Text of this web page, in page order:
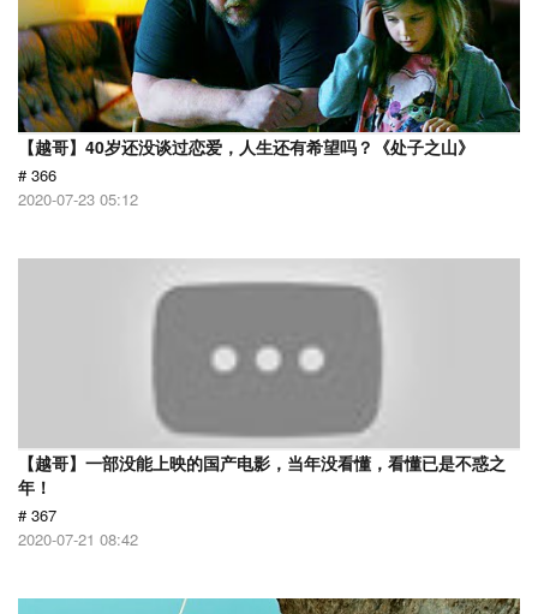
【越哥】40岁还没谈过恋爱，人生还有希望吗？《处子之山》
# 366
2020-07-23 05:12
【越哥】一部没能上映的国产电影，当年没看懂，看懂已是不惑之
年！
# 367
2020-07-21 08:42